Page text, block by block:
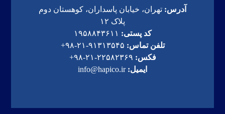
آدرس: تهران، خیابان پاسداران، کوهستان دوم
پلاک ۱۲
کد پستی:
تلفن تماس:
فکس:
ایمیل: info@hapico.ir